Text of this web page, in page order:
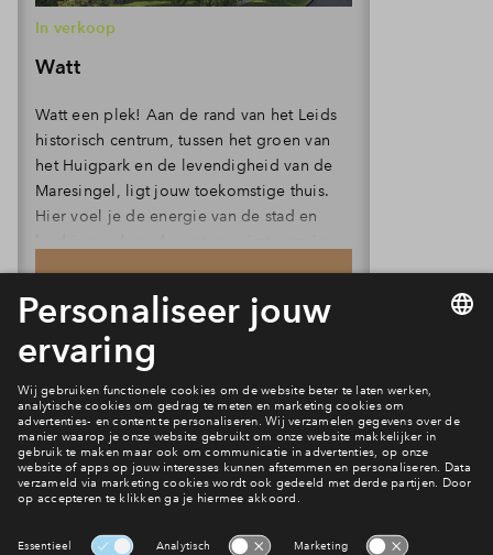
Inloggen
Watt
In verkoop
Watt een plek! Aan de rand van het Leids
historisch centrum, tussen het groen van
het Huigpark en de levendigheid van de
Maresingel, ligt jouw toekomstige thuis.
Hier voel je de energie van de stad en
wandeling door het park of eindigt met
een drankje in de zonnige binnentuin, het
kan allemaal. Watt je ook zoekt, je vindt
het hier!
Volledige planning
Alles over deze fase